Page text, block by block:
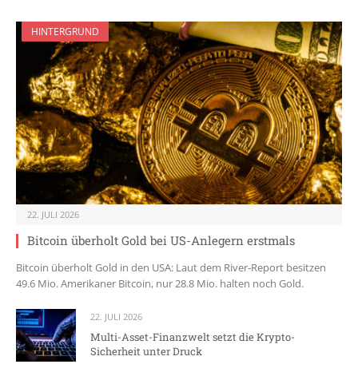
HINTERGRUND
22. JULI 2026
Bitcoin überholt Gold bei US-Anlegern erstmals
Bitcoin überholt Gold in den USA: Laut dem River-Report besitzen
49.6 Mio. Amerikaner Bitcoin, nur 28.8 Mio. halten noch Gold.
22. JULI 2026
Multi-Asset-Finanzwelt setzt die Krypto-
Sicherheit unter Druck